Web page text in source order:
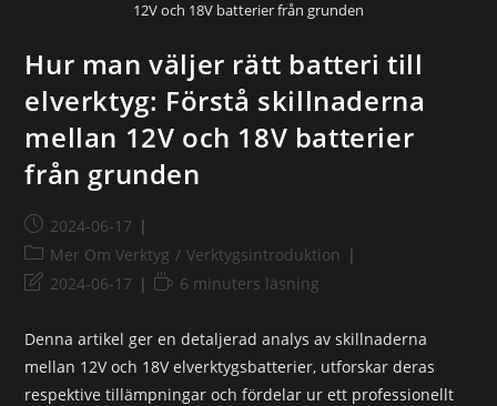
12V och 18V batterier från grunden
Hur man väljer rätt batteri till
elverktyg: Förstå skillnaderna
mellan 12V och 18V batterier
från grunden
2024-06-17
Mer Om Verktyg / Verktygsintroduktion
2024-06-17
6 minuters läsning
Denna artikel ger en detaljerad analys av skillnaderna
mellan 12V och 18V elverktygsbatterier, utforskar deras
respektive tillämpningar och fördelar ur ett professionellt